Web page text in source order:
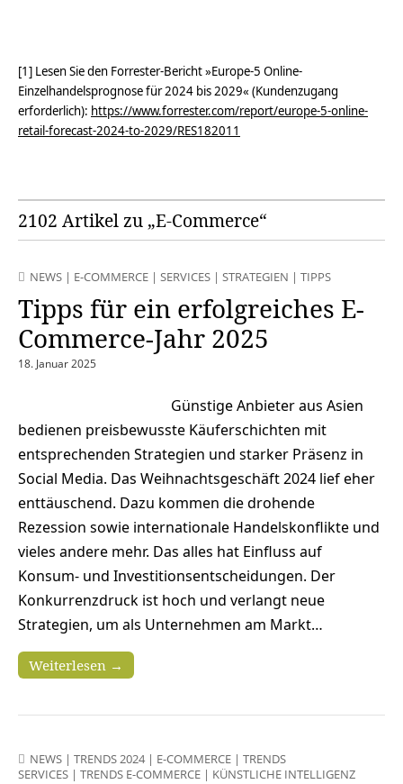
[1] Lesen Sie den Forrester-Bericht »Europe-5 Online-
Einzelhandelsprognose für 2024 bis 2029« (Kundenzugang
erforderlich): https://www.forrester.com/report/europe-5-online-
retail-forecast-2024-to-2029/RES182011
2102 Artikel zu „E-Commerce“
NEWS | E-COMMERCE | SERVICES | STRATEGIEN | TIPPS
Tipps für ein erfolgreiches E-
Commerce-Jahr 2025
18. Januar 2025
Günstige Anbieter aus Asien
bedienen preisbewusste Käuferschichten mit
entsprechenden Strategien und starker Präsenz in
Social Media. Das Weihnachtsgeschäft 2024 lief eher
enttäuschend. Dazu kommen die drohende
Rezession sowie internationale Handelskonflikte und
vieles andere mehr. Das alles hat Einfluss auf
Konsum- und Investitionsentscheidungen. Der
Konkurrenzdruck ist hoch und verlangt neue
Strategien, um als Unternehmen am Markt…
Weiterlesen →
NEWS | TRENDS 2024| E-COMMERCE | TRENDS
SERVICES | TRENDS E-COMMERCE | KÜNSTLICHE INTELLIGENZ